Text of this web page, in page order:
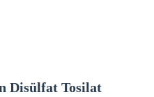
Disülfat Tosilat